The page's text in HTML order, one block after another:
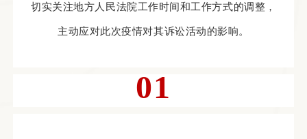
切实关注地方人民法院工作时间和工作方式的调整，
主动应对此次疫情对其诉讼活动的影响。
01